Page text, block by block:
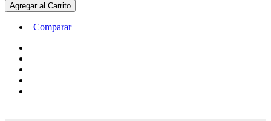
Agregar al Carrito
| Comparar